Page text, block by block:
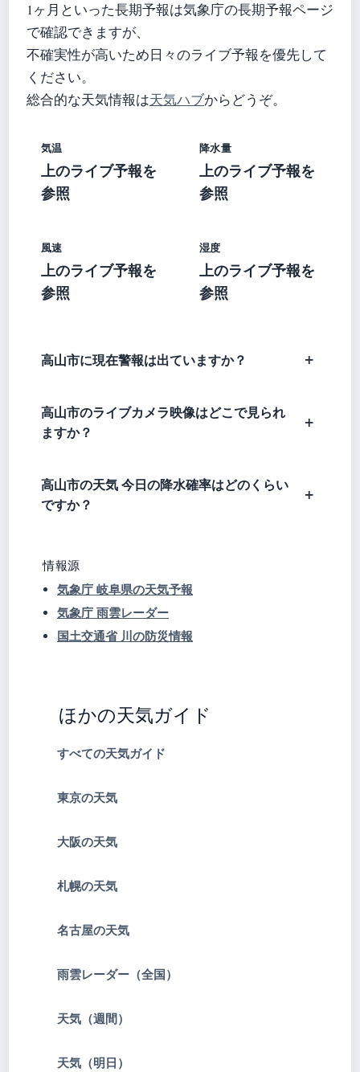
1ヶ月といった長期予報は気象庁の長期予報ページ
で確認できますが、
不確実性が高いため日々のライブ予報を優先して
ください。
総合的な天気情報は天気ハブからどうぞ。
気温
上のライブ予報を
参照
降水量
上のライブ予報を
参照
風速
上のライブ予報を
参照
湿度
上のライブ予報を
参照
高山市に現在警報は出ていますか？
高山市のライブカメラ映像はどこで見られ
ますか？
高山市の天気 今日の降水確率はどのくらい
ですか？
情報源
気象庁 岐阜県の天気予報
気象庁 雨雲レーダー
国土交通省 川の防災情報
ほかの天気ガイド
すべての天気ガイド
東京の天気
大阪の天気
札幌の天気
名古屋の天気
雨雲レーダー（全国）
天気（週間）
天気（明日）